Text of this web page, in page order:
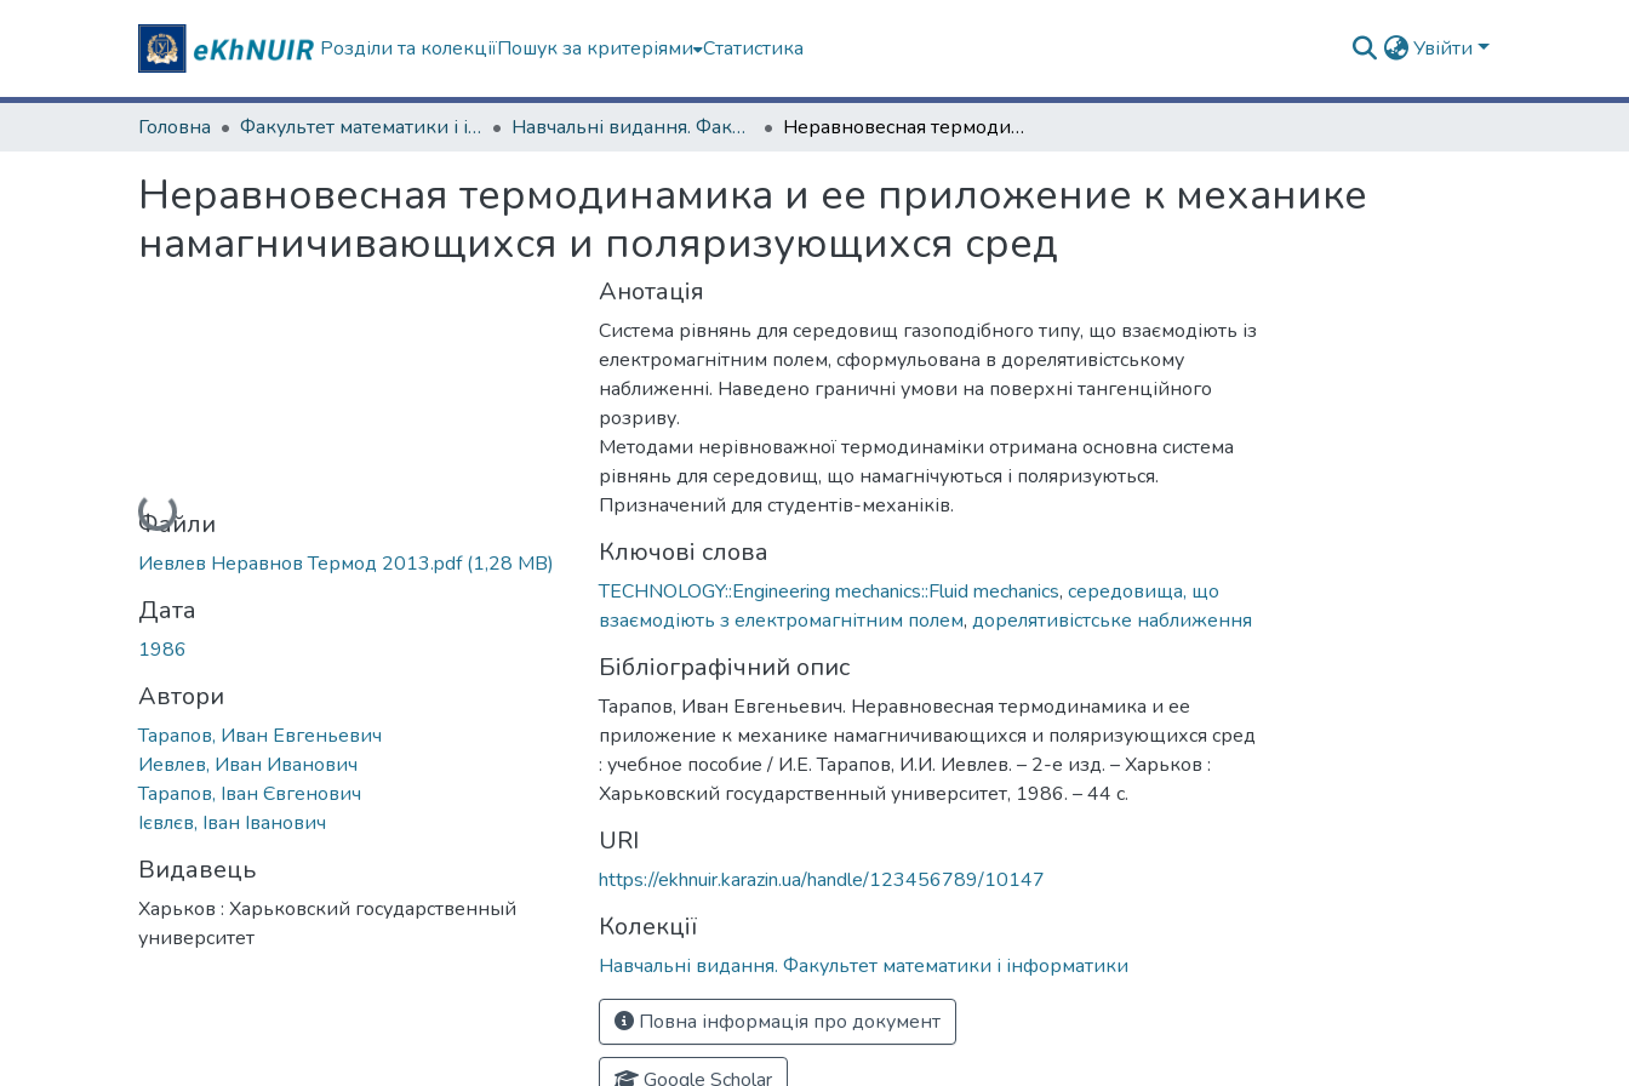
Розділи та колекціїПошук за критеріями Статистика Увійти
Головна Факультет математики і інформатики Навчальні видання. Факультет математики і інформатики Неравновесная термодинамика и ее приложение к механике намагничивающихся и поляризующихся сред
Неравновесная термодинамика и ее приложение к механике
намагничивающихся и поляризующихся сред
Вантажиться...
Файли
Иевлев Неравнов Термод 2013.pdf(1,28 MB)
Дата
1986
Автори
Тарапов, Иван Евгеньевич
Иевлев, Иван Иванович
Тарапов, Іван Євгенович
Ієвлєв, Іван Іванович
Видавець
Харьков : Харьковский государственный
университет
Анотація
Система рівнянь для середовищ газоподібного типу, що взаємодіють із
електромагнітним полем, сформульована в дорелятивістському
наближенні. Наведено граничні умови на поверхні тангенційного
розриву.
Методами нерівноважної термодинаміки отримана основна система
рівнянь для середовищ, що намагнічуються і поляризуються.
Призначений для студентів-механіків.
Ключові слова
TECHNOLOGY::Engineering mechanics::Fluid mechanics, середовища, що
взаємодіють з електромагнітним полем, дорелятивістське наближення
Бібліографічний опис
Тарапов, Иван Евгеньевич. Неравновесная термодинамика и ее
приложение к механике намагничивающихся и поляризующихся сред
: учебное пособие / И.Е. Тарапов, И.И. Иевлев. – 2-е изд. – Харьков :
Харьковский государственный университет, 1986. – 44 с.
URI
https://ekhnuir.karazin.ua/handle/123456789/10147
Колекції
Навчальні видання. Факультет математики і інформатики
Повна інформація про документ
Google Scholar